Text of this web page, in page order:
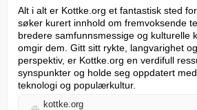
Alt i alt er Kottke.org et fantastisk sted
søker kurert innhold om fremvoksende
bredere samfunnsmessige og kulturelle
omgir dem. Gitt sitt rykte, langvarighet
perspektiv, er Kottke.org en verdifull
synspunkter og holde seg oppdatert
teknologi og populærkultur.
kottke.org